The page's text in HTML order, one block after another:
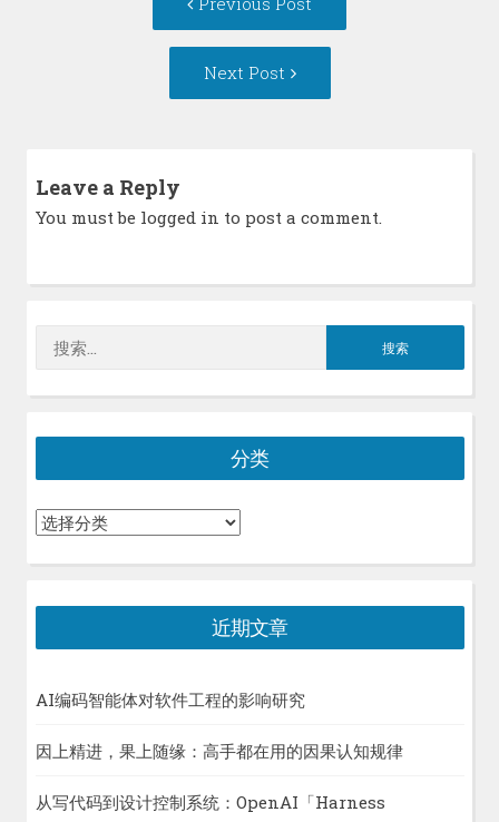
post:
Next Post
Post:
Leave a Reply
You must be logged in to post a comment.
索：
分类
分
近期文章
AI编码智能体对软件工程的影响研究
因上精进，果上随缘：高手都在用的因果认知规律
从写代码到设计控制系统：OpenAI「Harness